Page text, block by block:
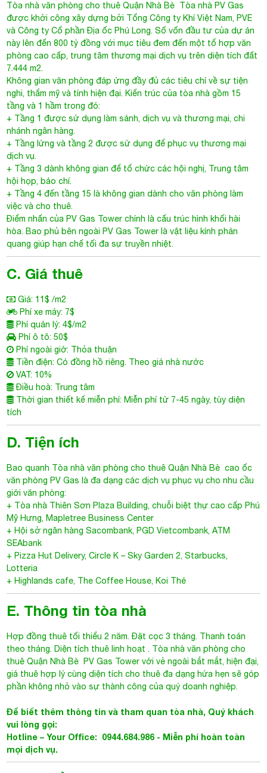
được khởi công xây dựng bởi Tổng Công ty Khí Việt Nam, PVE
và Công ty Cổ phần Địa ốc Phú Long. Số vốn đầu tư của dự án
này lên đến 800 tỷ đồng với mục tiêu đem đến một tổ hợp văn
phòng cao cấp, trung tâm thương mại dịch vụ trên diện tích đất
7.444 m2.
Không gian văn phòng đáp ứng đầy đủ các tiêu chí về sự tiện
nghi, thẩm mỹ và tính hiện đại. Kiến trúc của tòa nhà gồm 15
tầng và 1 hầm trong đó:
+ Tầng 1 được sử dụng làm sảnh, dịch vụ và thương mại, chi
nhánh ngân hàng.
+ Tầng lửng và tầng 2 được sử dụng để phục vụ thương mại
dịch vụ.
+ Tầng 3 dành không gian để tổ chức các hội nghị, Trung tâm
hội họp, báo chí.
+ Tầng 4 đến tầng 15 là không gian dành cho văn phòng làm
việc và cho thuê.
Điểm nhấn của PV Gas Tower chính là cấu trúc hình khối hài
hòa. Bao phủ bên ngoài PV Gas Tower là vật liệu kính phản
quang giúp hạn chế tối đa sự truyền nhiệt.
Phí xe máy: 7$
Phí quản lý: 4$/m2
Phí ô tô: 50$
Phí ngoài giờ: Thỏa thuận
Tiền điện: Có đồng hồ riêng. Theo giá nhà nước
VAT: 10%
Điều hoà: Trung tâm
Thời gian thiết kế miễn phí: Miễn phí từ 7-45 ngày, tùy diện
tích
văn phòng PV Gas là đa dạng các dịch vụ phục vụ cho nhu cầu
giới văn phòng:
+ Tòa nhà Thiên Sơn Plaza Building, chuỗi biệt thự cao cấp Phú
Mỹ Hưng, Mapletree Business Center
+ Hội sở ngân hàng Sacombank, PGD Vietcombank, ATM
SEAbank
+ Pizza Hut Delivery, Circle K – Sky Garden 2, Starbucks,
Lotteria
+ Highlands cafe, The Coffee House, Koi Thé
theo tháng. Diện tích thuê linh hoạt .Tòa nhà văn phòng cho
thuê Quận Nhà BèPV Gas Tower với vẻ ngoài bắt mắt, hiện đại,
giá thuê hợp lý cùng diện tích cho thuê đa dạng hứa hẹn sẽ góp
phần không nhỏ vào sự thành công của quý doanh nghiệp.
vui lòng gọi:
Hotline – Your Office: 0944.684.986 - Miễn phí hoàn toàn
mọi dịch vụ.
F. Bản đồ